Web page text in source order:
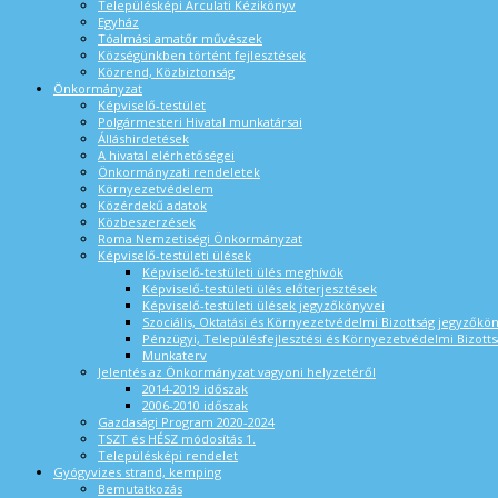
Településképi Arculati Kézikönyv
Egyház
Tóalmási amatőr művészek
Községünkben történt fejlesztések
Közrend, Közbiztonság
Önkormányzat
Képviselő-testület
Polgármesteri Hivatal munkatársai
Álláshirdetések
A hivatal elérhetőségei
Önkormányzati rendeletek
Környezetvédelem
Közérdekű adatok
Közbeszerzések
Roma Nemzetiségi Önkormányzat
Képviselő-testületi ülések
Képviselő-testületi ülés meghívók
Képviselő-testületi ülés előterjesztések
Képviselő-testületi ülések jegyzőkönyvei
Szociális, Oktatási és Környezetvédelmi Bizottság
Pénzügyi, Településfejlesztési és Környezetvédelmi
Munkaterv
Jelentés az Önkormányzat vagyoni helyzetéről
2014-2019 időszak
2006-2010 időszak
Gazdasági Program 2020-2024
TSZT és HÉSZ módosítás 1.
Településképi rendelet
Gyógyvizes strand, kemping
Bemutatkozás